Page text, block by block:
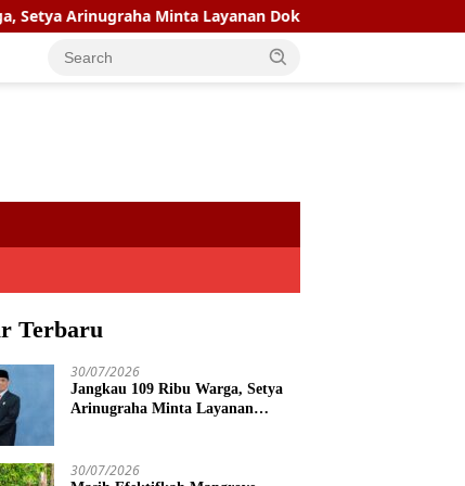
Minta Layanan Dokter Spesialis Keliling Terus
Terbaru
30/07/2026
Jangkau 109 Ribu Warga, Setya
Arinugraha Minta Layanan
30/07/2026